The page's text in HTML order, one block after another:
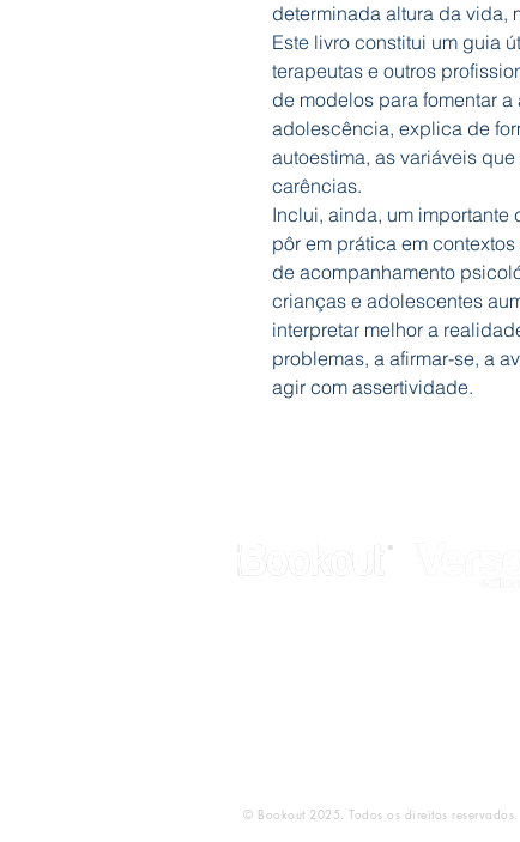
determinada altura da vida,
Este livro constitui um guia
terapeutas e outros
de modelos para fomentar
adolescência, explica de
autoestima, as variáveis
carências.
Inclui, ainda, um
pôr em prática em
de acompanhamento
crianças e adolescentes
interpretar melhor a
problemas, a afirmar-se, a
agir com assertividade.
© Bookout 2025. Todos os direitos reservados.